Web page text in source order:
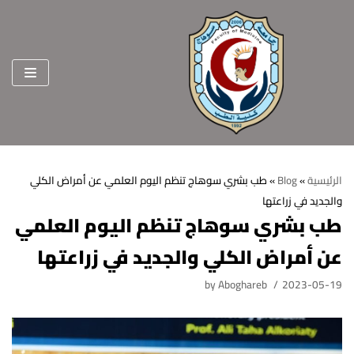
الرئيسية
عن الكلية
الرؤية والرسالة
الهيكل التنظيمي
الأقسام العلمية
شئون التعليم والطلاب
هيئة التدريس
الرئيسية»
Blog
»طب بشري سوهاج تنظم اليوم العلمي عن أمراض الكلي
والجديد في زراعتها
طب بشري سوهاج تنظم اليوم العلمي
عن أمراض الكلي والجديد في زراعتها
byAboghareb 2023-05-19